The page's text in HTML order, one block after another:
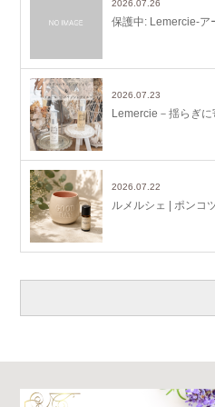
2026.07.26
保護中: Lemercie-
2026.07.23
Lemercie－揺らぎ
2026.07.22
ルメルシェ | ポンコ